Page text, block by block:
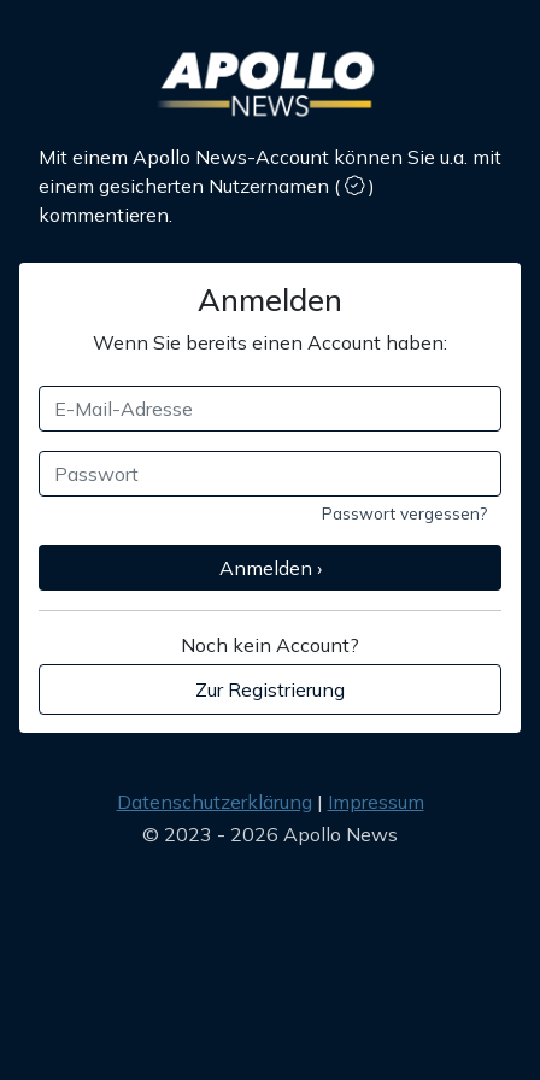
Mit einem Apollo News-Account können Sie u.a. mit
einem gesicherten Nutzernamen (
)
kommentieren.
Anmelden
Wenn Sie bereits einen Account haben:
Passwort vergessen?
Anmelden ›
Noch kein Account?
Zur Registrierung
Datenschutzerklärung
Impressum
© 2023 - 2026 Apollo News